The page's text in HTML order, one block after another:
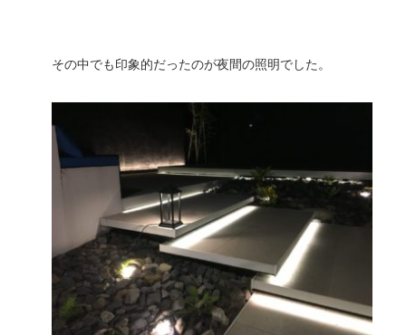
その中でも印象的だったのが夜間の照明でした。